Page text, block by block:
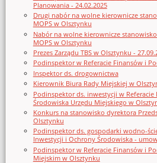
Planowania - 24.02.2025
Drugi nabór na wolne kierownicze
MOPS w Olsztynku
Nabór na wolne kierownicze
MOPS w Olsztynku
Prezes Zarządu TBS w Olsztynku -
Podinspektor w Referacie Finansów i
Inspektor ds. drogownictwa
Kierownik Biura Rady Miejskiej w
Podinspektor ds. inwestycji w
Środowiska Urzędu Miejskiego w
Konkurs na stanowisko dyrektora
Olsztynku
Podinspektor ds. gospodarki wodno-
Inwestycji i Ochrony Środowiska -
Podinspektor w Referacie Finansów i
Miejskim w Olsztynku